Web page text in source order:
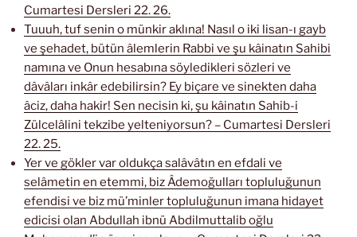
Cumartesi Dersleri 22. 26.
Tuuuh, tuf senin o münkir aklına! Nasıl o iki lisan-ı gayb
ve şehadet, bütün âlemlerin Rabbi ve şu kâinatın Sahibi
namına ve Onun hesabına söyledikleri sözleri ve
dâvâları inkâr edebilirsin? Ey biçare ve sinekten daha
âciz, daha hakir! Sen necisin ki, şu kâinatın Sahib-i
Zülcelâlini tekzibe yelteniyorsun? – Cumartesi Dersleri
22. 25.
Yer ve gökler var oldukça salâvâtın en efdali ve
selâmetin en etemmi, biz Âdemoğulları topluluğunun
efendisi ve biz mü’minler topluluğunun imana hidayet
edicisi olan Abdullah ibnü Abdilmuttalib oğlu